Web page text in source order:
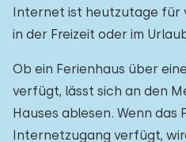
Internet ist heutzutage für
in der Freizeit oder im
Ob ein Ferienhaus über
verfügt, lässt sich an den
Hauses ablesen. Wenn das
Internetzugang verfügt,